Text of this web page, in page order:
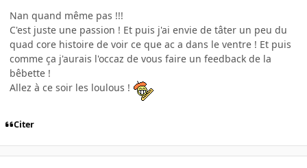
Nan quand même pas !!!
C'est juste une passion ! Et puis j'ai envie de tâter un peu du
quad core histoire de voir ce que ac a dans le ventre ! Et puis
comme ça j'aurais l'occaz de vous faire un feedback de la
bêbette !
Allez à ce soir les loulous !
Citer